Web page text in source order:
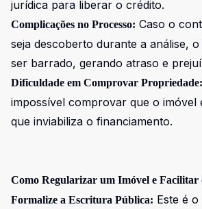
jurídica para liberar o crédito.
Complicações no Processo: Caso o
seja descoberto durante a análise,
ser barrado, gerando atraso e
Dificuldade em Comprovar Propriedade:
impossível comprovar que o imóvel
que inviabiliza o financiamento.
Como Regularizar um Imóvel e Facilitar
Formalize a Escritura Pública: Este é